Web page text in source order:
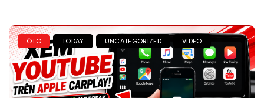
ÔTÔ TODAY UNCATEGORIZED VIDEO